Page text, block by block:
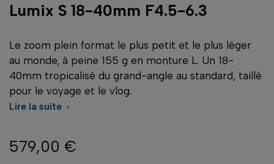
Lumix S 18-40mm F4.5-6.3
Le zoom plein format le plus petit et le plus léger
au monde, à peine 155 g en monture L. Un 18-
40mm tropicalisé du grand-angle au standard, taillé
pour le voyage et le vlog.
Lire la suite 
579,00 €